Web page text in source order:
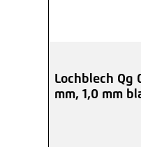
Lochblech Qg
mm, 1,0 mm